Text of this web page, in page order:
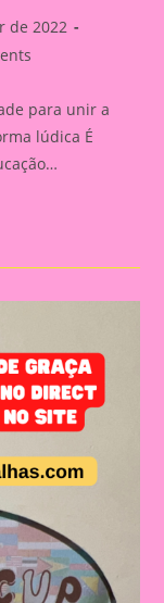
de 2022
para unir a
lúdica É